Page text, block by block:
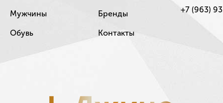
Мужчины
Обувь
Бренды
Контакты
+7 (963)